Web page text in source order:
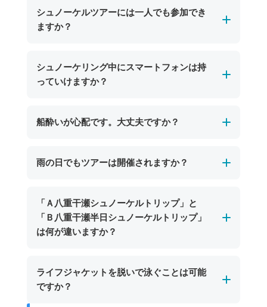
はい、運動が苦手な方でもお楽しみいただけま
す。ガイドが大きな浮き輪を引っ張ってポイン
シュノーケルツアーには一人でも参加でき
ますか？
申し訳ございませんが、シュノーケルツアーは
安全管理上の観点から、現在は2名様以上でのご
をおかけいたしますが、何卒ご理解いただきま
シュノーケリング中にスマートフォンは持
っていけますか？
スマートフォンを持ち込む場合は、防水ケース
いかねますのでご注意ください。水中での写真
ているレンタルカメラ（期間限定で無料貸し出
し中）のご利用がおすすめです。当日スタッフ
にお声がけいただければ、その場でお貸し出し
船酔いが心配です。大丈夫ですか？
ポイントまでの乗船時間は比較的短く、船酔い
んど感じません。船酔いが心配な方は、事前に
酔い止め薬の服用や十分な睡眠を取ってご参加
いただくと、より快適に美しい海をご満喫いた
雨の日でもツアーは開催されますか？
海況に問題がなければ、雨の日でもツアーは基
本的に開催いたします。宮古島の海は雨天でも
透明度が高く、濁って視界が悪くなることはほ
楽しみいただけますのでご安心ください。
「Ａ八重干瀬シュノーケルトリップ」と
「Ｂ八重干瀬半日シュノーケルトリップ」
は何が違いますか？
所要時間及びご案内するポイント数が異なりま
す。
ライフジャケットを脱いで泳ぐことは可能
ですか？